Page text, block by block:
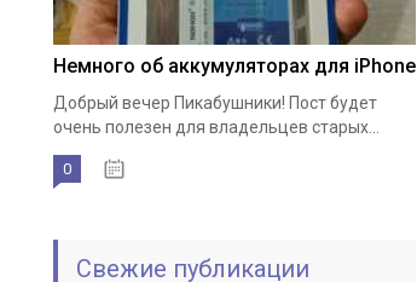
Немного об аккумуляторах для iPhone
Добрый вечер Пикабушники! Пост будет
очень полезен для владельцев старых...
0
Свежие публикации